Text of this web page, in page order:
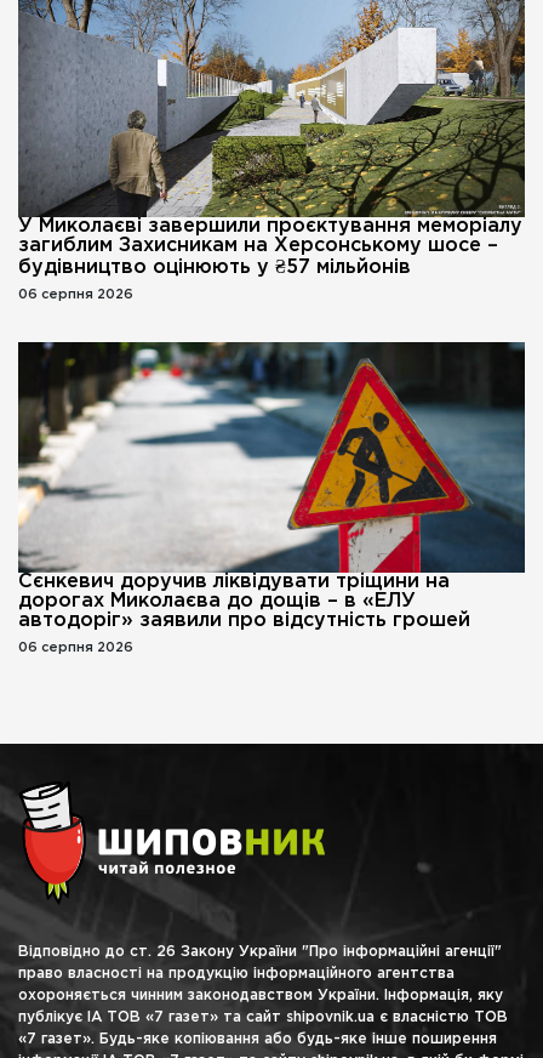
У Миколаєві завершили проєктування меморіалу
загиблим Захисникам на Херсонському шосе –
будівництво оцінюють у ₴57 мільйонів
06 серпня 2026
Сєнкевич доручив ліквідувати тріщини на
дорогах Миколаєва до дощів – в «ЕЛУ
автодоріг» заявили про відсутність грошей
06 серпня 2026
Відповідно до ст. 26 Закону України "Про інформаційні агенції"
право власності на продукцію інформаційного агентства
охороняється чинним законодавством України. Інформація, яку
публікує ІА ТОВ «7 газет» та сайт shipovnik.ua є власністю ТОВ
«7 газет». Будь-яке копіювання або будь-яке інше поширення